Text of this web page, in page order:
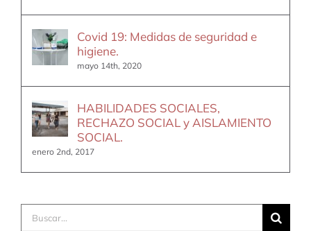
Covid 19: Medidas de seguridad e
higiene.
mayo 14th, 2020
HABILIDADES SOCIALES,
RECHAZO SOCIAL y AISLAMIENTO
SOCIAL.
enero 2nd, 2017
Buscar: